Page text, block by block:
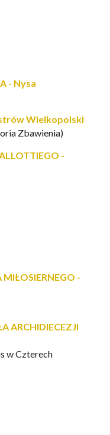
- Nysa
Wielkopolski
Zbawienia)
-
MIŁOSIERNEGO -
ARCHIDIECEZJI
w Czterech